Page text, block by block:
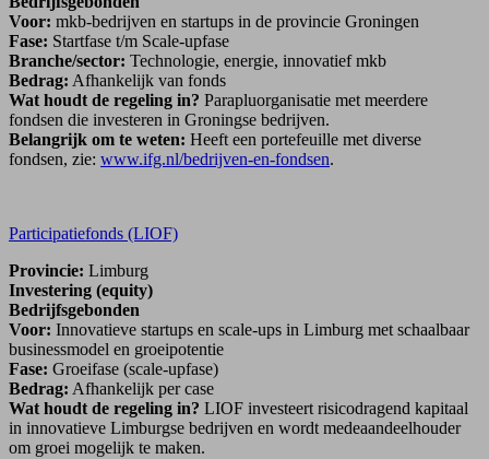
Voor: mkb-bedrijven en startups in de provincie Groningen
Fase: Startfase t/m Scale-upfase
Branche/sector: Technologie, energie, innovatief mkb
Bedrag: Afhankelijk van fonds
Wat houdt de regeling in? Parapluorganisatie met meerdere
fondsen die investeren in Groningse bedrijven.
Belangrijk om te weten: Heeft een portefeuille met diverse
fondsen, zie: www.ifg.nl/bedrijven-en-fondsen.
Participatiefonds (LIOF)
Provincie: Limburg
Investering (equity)
Bedrijfsgebonden
Voor: Innovatieve startups en scale-ups in Limburg met schaalbaar
businessmodel en groeipotentie
Fase: Groeifase (scale-upfase)
Bedrag: Afhankelijk per case
Wat houdt de regeling in? LIOF investeert risicodragend kapitaal
in innovatieve Limburgse bedrijven en wordt medeaandeelhouder
om groei mogelijk te maken.